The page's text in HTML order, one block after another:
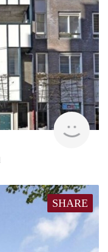
rent
SHARE